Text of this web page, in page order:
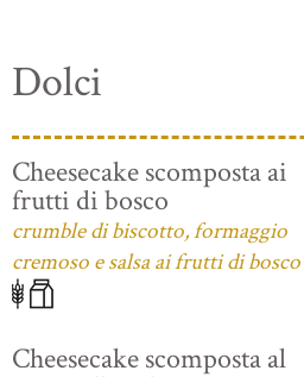
Dolci
Cheesecake scomposta ai
frutti di bosco
crumble di biscotto, formaggio
cremoso e salsa ai frutti di
Cheesecake scomposta al